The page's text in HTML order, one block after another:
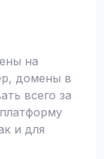
на
домены в
всего за
и для